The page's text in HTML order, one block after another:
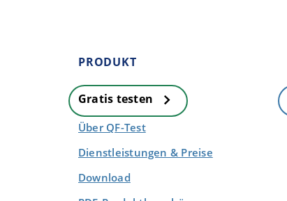
PRODUKT
Gratis testen
Über QF-Test
Dienstleistungen & Preise
Download